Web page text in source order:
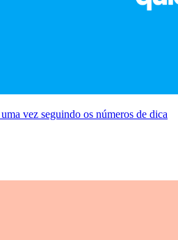
vez seguindo os números de dica